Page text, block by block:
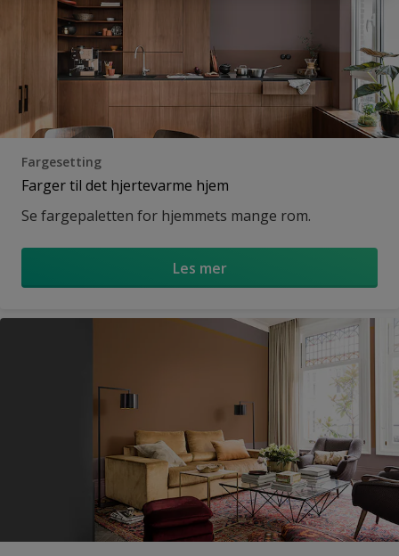
Fargesetting
Farger til det hjertevarme hjem
Se fargepaletten for hjemmets mange rom.
Les mer